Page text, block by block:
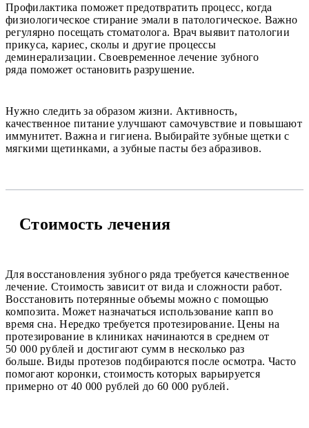
Профилактика поможет предотвратить процесс, когда
физиологическое стирание эмали в патологическое. Важно
регулярно посещать стоматолога. Врач выявит патологии
прикуса, кариес, сколы и другие процессы
деминерализации. Своевременное лечение зубного
ряда поможет остановить разрушение.
Нужно следить за образом жизни. Активность,
качественное питание улучшают самочувствие и повышают
иммунитет. Важна и гигиена. Выбирайте зубные щетки с
мягкими щетинками, а зубные пасты без абразивов.
Стоимость лечения
Для восстановления зубного ряда требуется качественное
лечение. Стоимость зависит от вида и сложности работ.
Восстановить потерянные объемы можно с помощью
композита. Может назначаться использование капп во
время сна. Нередко требуется протезирование. Цены на
протезирование в клиниках начинаются в среднем от
50 000 рублей и достигают сумм в несколько раз
больше. Виды протезов подбираются после осмотра. Часто
помогают коронки, стоимость которых варьируется
примерно от 40 000 рублей до 60 000 рублей.